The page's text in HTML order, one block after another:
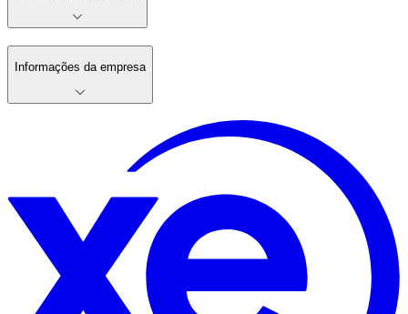
Informações da empresa